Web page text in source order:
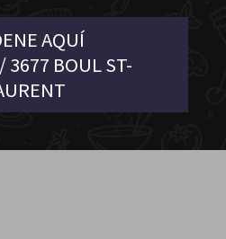
AQUÍ
3677 BOUL ST-